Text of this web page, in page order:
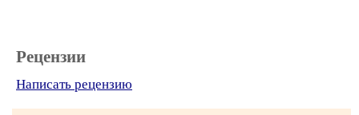
Рецензии
Написать рецензию